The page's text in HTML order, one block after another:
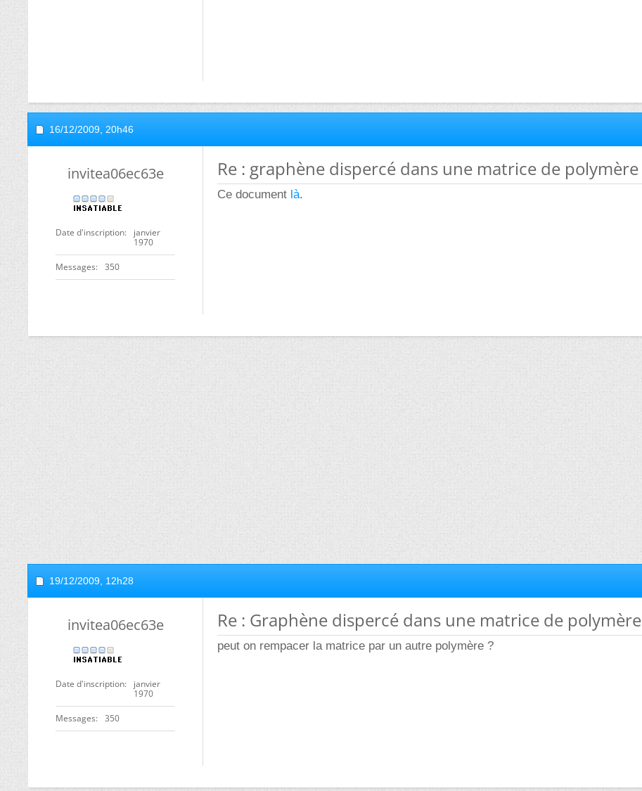
16/12/2009, 20h46
invitea06ec63e
Date d'inscription
janvier
1970
Messages 350
Re : graphène dispercé dans une matrice de polymère
Ce document là.
19/12/2009, 12h28
invitea06ec63e
Date d'inscription
janvier
1970
Messages 350
Re : Graphène dispercé dans une matrice de polymère
peut on rempacer la matrice par un autre polymère ?